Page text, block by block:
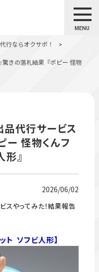
MENU
行ならオクサポ！
>
きの落札結果『ポピー 怪物
代行サービス
ー 怪物くんフ
』
2026/06/02
やってみた！結果報告
ト ソフビ人形】